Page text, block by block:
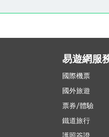
易遊網服
國際機票
國外旅遊
票券/體驗
鐵道旅行